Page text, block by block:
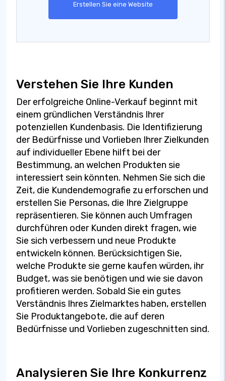
Erstellen Sie eine Website
Verstehen Sie Ihre Kunden
Der erfolgreiche Online-Verkauf beginnt mit
einem gründlichen Verständnis Ihrer
potenziellen Kundenbasis. Die Identifizierung
der Bedürfnisse und Vorlieben Ihrer Zielkunden
auf individueller Ebene hilft bei der
Bestimmung, an welchen Produkten sie
interessiert sein könnten. Nehmen Sie sich die
Zeit, die Kundendemografie zu erforschen und
erstellen Sie Personas, die Ihre Zielgruppe
repräsentieren. Sie können auch Umfragen
durchführen oder Kunden direkt fragen, wie
Sie sich verbessern und neue Produkte
entwickeln können. Berücksichtigen Sie,
welche Produkte sie gerne kaufen würden, ihr
Budget, was sie benötigen und wie sie davon
profitieren werden. Sobald Sie ein gutes
Verständnis Ihres Zielmarktes haben, erstellen
Sie Produktangebote, die auf deren
Bedürfnisse und Vorlieben zugeschnitten sind.
Analysieren Sie Ihre Konkurrenz